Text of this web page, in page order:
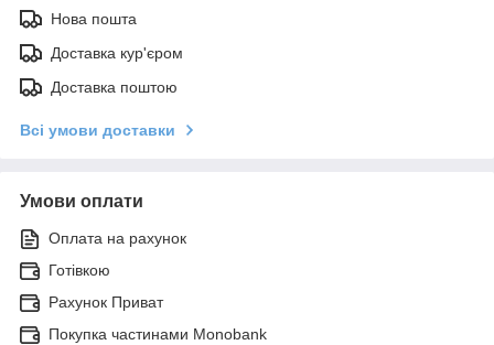
Нова пошта
Доставка кур'єром
Доставка поштою
Всі умови доставки
Умови оплати
Оплата на рахунок
Готівкою
Рахунок Приват
Покупка частинами Monobank